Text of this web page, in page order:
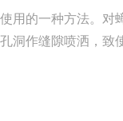
用的一种方法。
洞作缝隙喷洒，致